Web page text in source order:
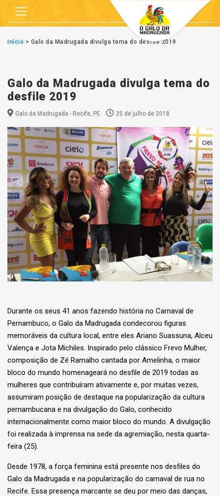
Início > Galo da Madrugada divulga tema do desfile 2019
Galo da Madrugada divulga tema do
desfile 2019
Galo da Madrugada - Recife, PE 25 de julho de 2018
Durante os seus 41 anos fazendo história no Carnaval de
Pernambuco, o Galo da Madrugada condecorou figuras
memoráveis da cultura local, entre eles Ariano Suassuna, Alceu
Valença e Jota Michiles. Inspirado pelo clássico Frevo Mulher,
composição de Zé Ramalho cantada por Amelinha, o maior
bloco do mundo homenageará no desfile de 2019 todas as
mulheres que contribuíram ativamente e, por muitas vezes,
assumiram posição de destaque na popularização da cultura
pernambucana e na divulgação do Galo, conhecido
internacionalmente como maior bloco do mundo. A divulgação
foi realizada à imprensa na sede da agremiação, nesta quarta-
feira (25).
Desde 1978, a força feminina está presente nos desfiles do
Galo da Madrugada e na popularização do carnaval de rua no
Recife. Essa presença marcante se deu por meio das danças,